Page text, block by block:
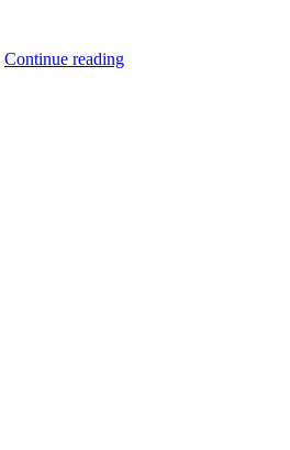
Continue reading